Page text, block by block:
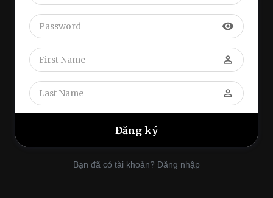
visibility
perm_identity
perm_identity
Bạn đã có tài khoản? Đăng nhập